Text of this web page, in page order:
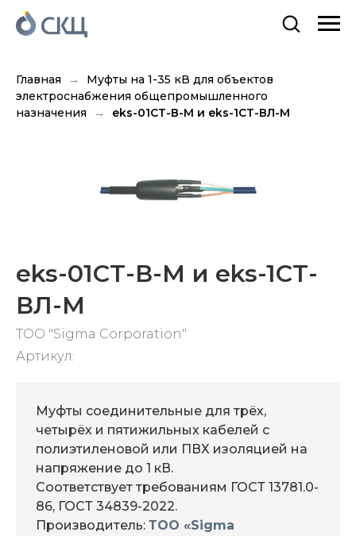
Главная
Муфты на 1-35 кВ для объектов
электроснабжения общепромышленного
назначения
eks-01СТ-В-М и eks-1СТ-ВЛ-М
eks-01СТ-В-М и eks-1СТ-
ВЛ-М
TOO "Sigma Corporation"
Артикул:
Муфты соединительные для трёх,
четырёх и пятижильных кабелей с
полиэтиленовой или ПВХ изоляцией на
напряжение до 1 кВ.
Соответствует требованиям ГОСТ 13781.0-
86, ГОСТ 34839-2022.
Производитель: ТОО «Sigma